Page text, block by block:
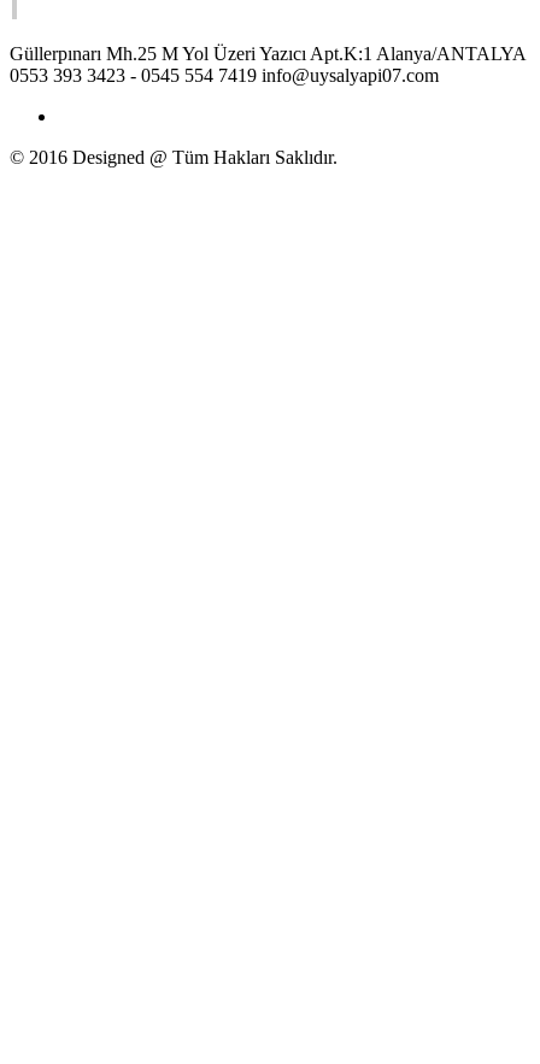
Güllerpınarı Mh.25 M Yol Üzeri Yazıcı Apt.K:1 Alanya/ANTALYA
0553 393 3423 - 0545 554 7419 info@uysalyapi07.com
© 2016 Designed @ Tüm Hakları Saklıdır.